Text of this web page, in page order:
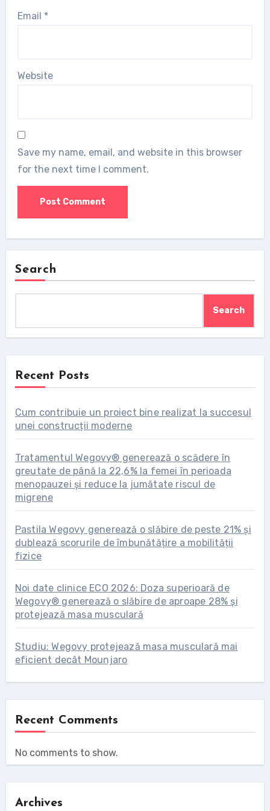
Email *
Website
Save my name, email, and website in this browser
for the next time I comment.
Search
Search
Recent Posts
Cum contribuie un proiect bine realizat la succesul
unei construcții moderne
Tratamentul Wegovy® generează o scădere în
greutate de până la 22,6% la femei în perioada
menopauzei și reduce la jumătate riscul de
migrene
Pastila Wegovy generează o slăbire de peste 21% și
dublează scorurile de îmbunătățire a mobilității
fizice
Noi date clinice ECO 2026: Doza superioară de
Wegovy® generează o slăbire de aproape 28% și
protejează masa musculară
Studiu: Wegovy protejează masa musculară mai
eficient decât Mounjaro
Recent Comments
No comments to show.
Archives